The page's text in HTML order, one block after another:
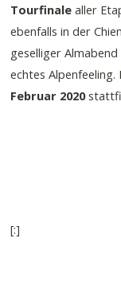
Tourfinale aller
ebenfalls in der
geselliger
echtes Alpenfeeling.
Februar 2020
[:]